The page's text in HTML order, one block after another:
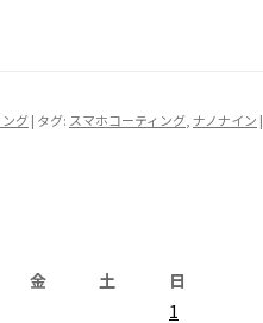
グ| タグ: スマホコーティング ナノナイン |
金 土
日
1